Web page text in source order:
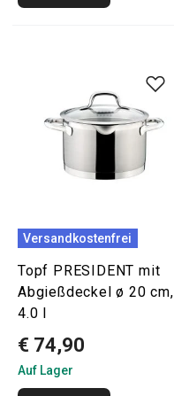
Versandkostenfrei
Topf PRESIDENT mit
Abgießdeckel ø 20 cm,
4.0 l
€ 74,90
Auf Lager